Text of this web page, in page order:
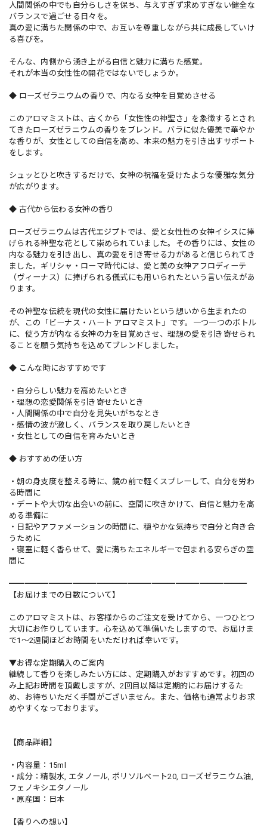
人間関係の中でも自分らしさを保ち、与えすぎず求めすぎない健全な
バランスで過ごせる日々を。
真の愛に満ちた関係の中で、お互いを尊重しながら共に成長していけ
る喜びを。
そんな、内側から湧き上がる自信と魅力に満ちた感覚。
それが本当の女性性の開花ではないでしょうか。
◆ ローズゼラニウムの香りで、内なる女神を目覚めさせる
このアロマミストは、古くから「女性性の神聖さ」を象徴するとされ
てきたローズゼラニウムの香りをブレンド。バラに似た優美で華やか
な香りが、女性としての自信を高め、本来の魅力を引き出すサポート
をします。
シュッとひと吹きするだけで、女神の祝福を受けたような優雅な気分
が広がります。
◆ 古代から伝わる女神の香り
ローズゼラニウムは古代エジプトでは、愛と女性性の女神イシスに捧
げられる神聖な花として崇められていました。その香りには、女性の
内なる魅力を引き出し、真の愛を引き寄せる力があると信じられてき
ました。ギリシャ・ローマ時代には、愛と美の女神アフロディーテ
（ヴィーナス）に捧げられる儀式にも用いられたという言い伝えがあ
ります。
その神聖な伝統を現代の女性に届けたいという想いから生まれたの
が、この「ビーナス・ハート アロマミスト」です。一つ一つのボトル
に、使う方が内なる女神の力を目覚めさせ、理想の愛を引き寄せられ
ることを願う気持ちを込めてブレンドしました。
◆ こんな時におすすめです
・自分らしい魅力を高めたいとき
・理想の恋愛関係を引き寄せたいとき
・人間関係の中で自分を見失いがちなとき
・感情の波が激しく、バランスを取り戻したいとき
・女性としての自信を育みたいとき
◆ おすすめの使い方
・朝の身支度を整える時に、鏡の前で軽くスプレーして、自分を労わ
る時間に
・デートや大切な出会いの前に、空間に吹きかけて、自信と魅力を高
める準備に
・日記やアファメーションの時間に、穏やかな気持ちで自分と向き合
うために
・寝室に軽く香らせて、愛に満ちたエネルギーで包まれる安らぎの空
間に
━━━━━━━━━━━━━━━━━━━━━━━━━━━━━━
【お届けまでの日数について】
このアロマミストは、お客様からのご注文を受けてから、一つひとつ
大切にお作りしています。心を込めて準備いたしますので、お届けま
で1〜2週間ほどお時間をいただければ幸いです。
▼お得な定期購入のご案内
継続して香りを楽しみたい方には、定期購入がおすすめです。初回の
み上記お時間を頂戴しますが、2回目以降は定期的にお届けするた
め、お待ちいただく手間がございません。また、価格も通常よりお求
めやすくなっております。
【商品詳細】
・内容量：15ml
・成分：精製水, エタノール, ポリソルベート20, ローズゼラニウム油,
フェノキシエタノール
・原産国：日本
【香りへの想い】